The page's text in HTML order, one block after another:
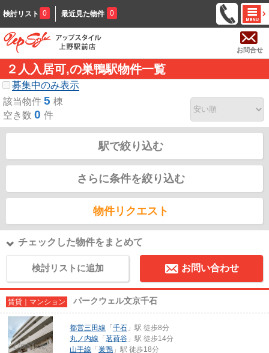
検討リスト 0 最近見た物件 0
お問合せ
２人入居可,の巣鴨駅物件一覧
募集中のみ表示
該当物件 5 棟
空き数 0 件
駅で絞り込む
さらに条件を絞り込む
物件リクエスト
チェックした物件をまとめて
検討リストに追加 お問い合わせ
賃貸｜マンション パークウェル文京千石
都営三田線 「 千石 」駅 徒歩8分
丸ノ内線 「 茗荷谷 」駅 徒歩14分
山手線 「 巣鴨 」駅 徒歩18分